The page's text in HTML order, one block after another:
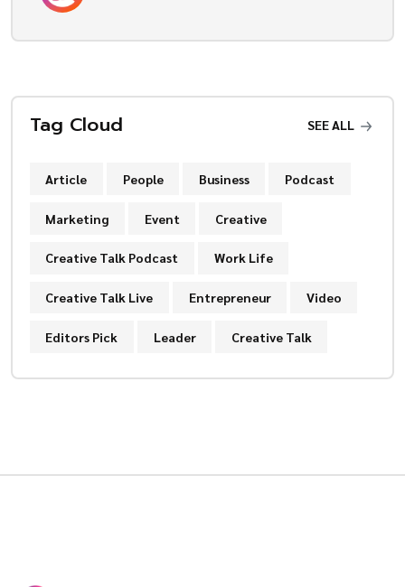
Tag Cloud SEE ALL
Article People Business Podcast
Marketing Event Creative
Creative Talk Podcast Work Life
Creative Talk Live Entrepreneur Video
Editors Pick Leader Creative Talk